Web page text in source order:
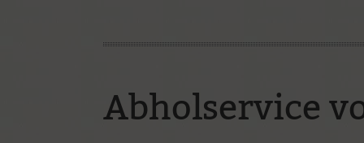
Abholservice